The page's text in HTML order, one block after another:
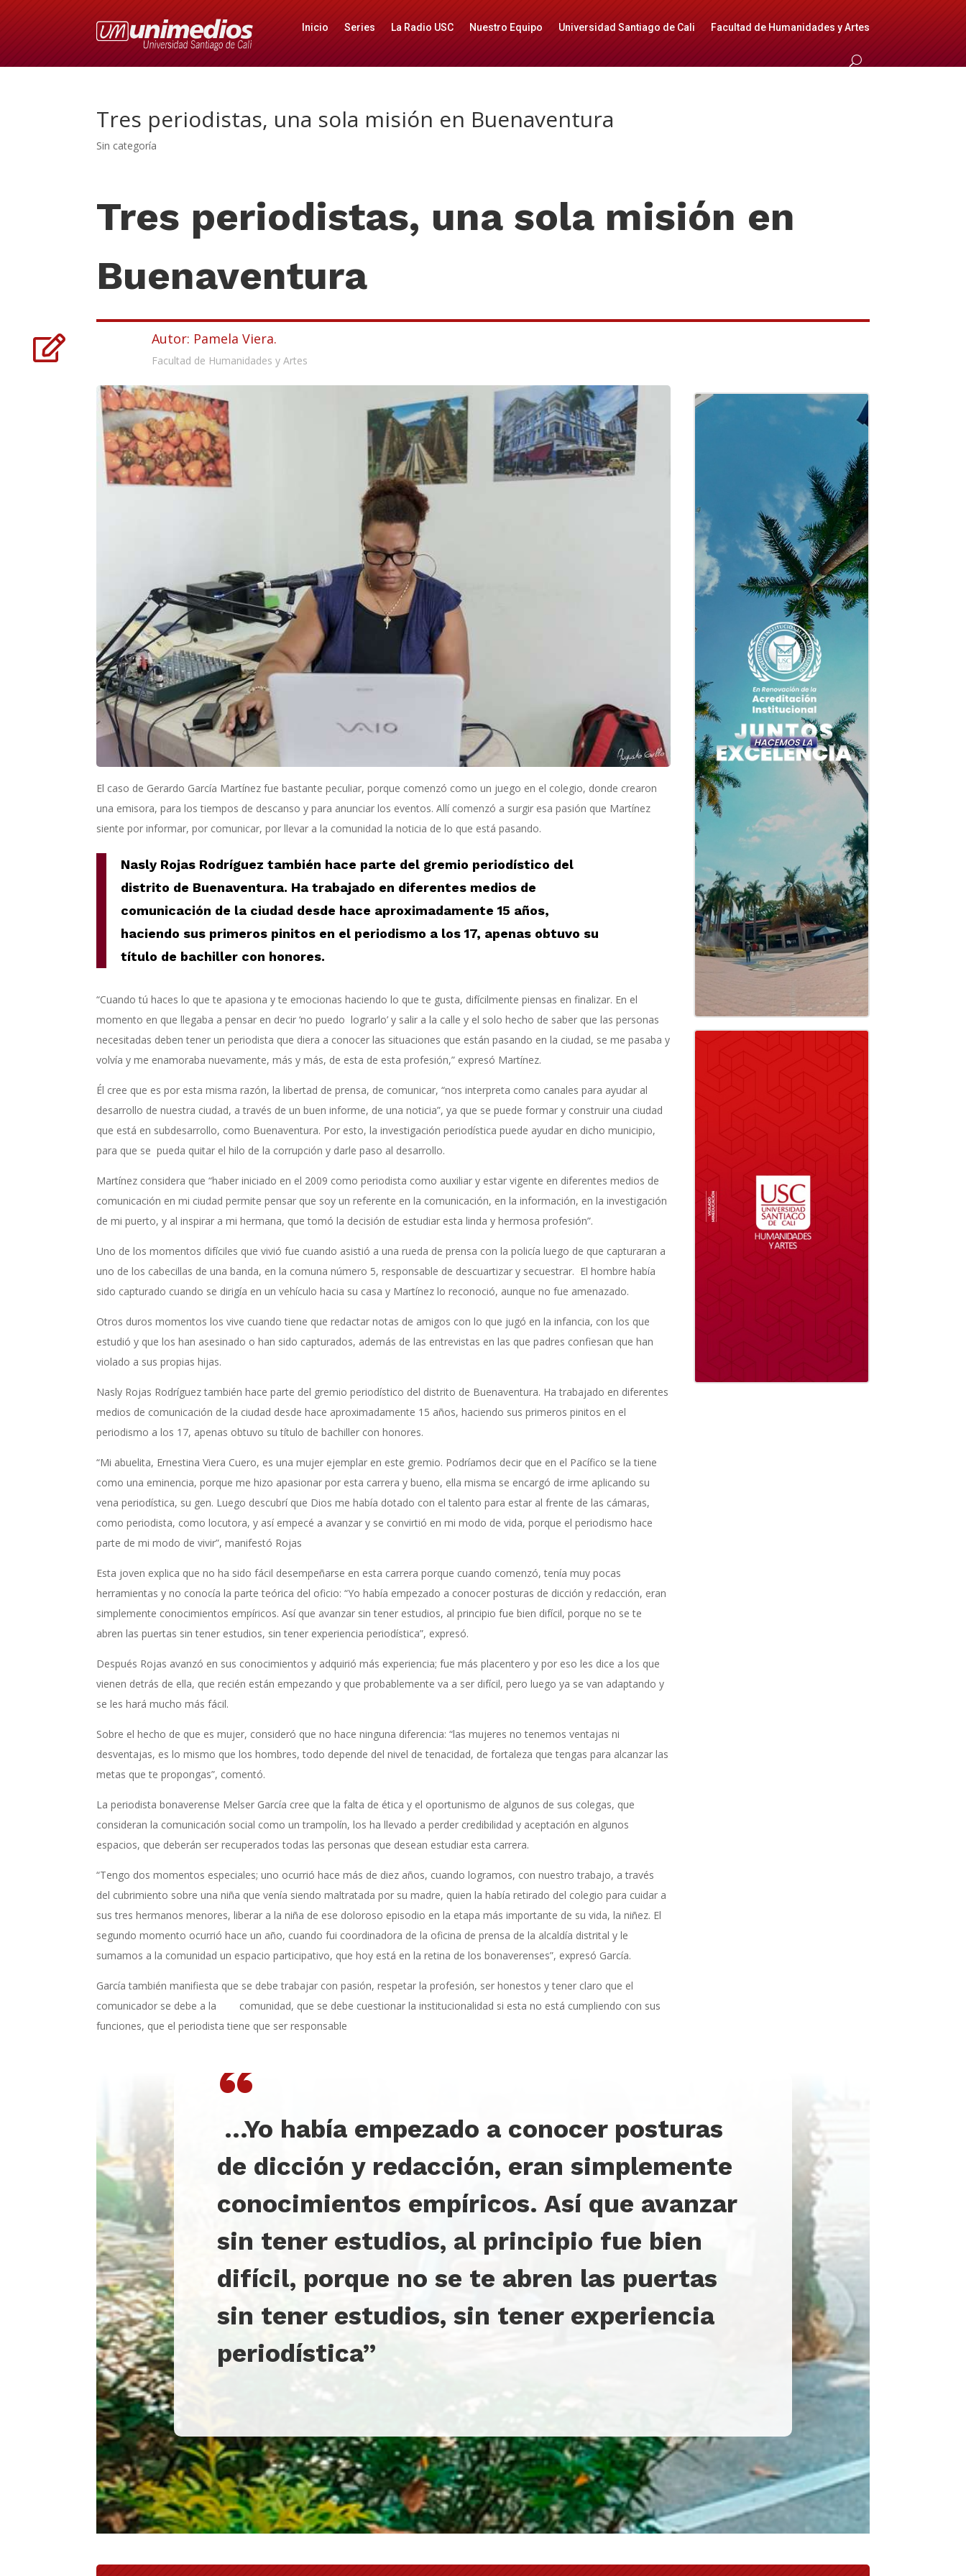
Inicio Series La Radio USC Nuestro Equipo Universidad Santiago de Cali Facultad de Humanidades y Artes
Tres periodistas, una sola misión en Buenaventura
Sin categoría
Tres periodistas, una sola misión en
Buenaventura
 Autor: Pamela Viera.
Facultad de Humanidades y Artes
El caso de Gerardo García Martínez fue bastante peculiar, porque comenzó como un juego en el colegio, donde crearon
una emisora, para los tiempos de descanso y para anunciar los eventos. Allí comenzó a surgir esa pasión que Martínez
siente por informar, por comunicar, por llevar a la comunidad la noticia de lo que está pasando.
Nasly Rojas Rodríguez también hace parte del gremio periodístico del
distrito de Buenaventura. Ha trabajado en diferentes medios de
comunicación de la ciudad desde hace aproximadamente 15 años,
haciendo sus primeros pinitos en el periodismo a los 17, apenas obtuvo su
título de bachiller con honores.
“Cuando tú haces lo que te apasiona y te emocionas haciendo lo que te gusta, difícilmente piensas en finalizar. En el
momento en que llegaba a pensar en decir ‘no puedo lograrlo’ y salir a la calle y el solo hecho de saber que las personas
necesitadas deben tener un periodista que diera a conocer las situaciones que están pasando en la ciudad, se me pasaba y
volvía y me enamoraba nuevamente, más y más, de esta de esta profesión,” expresó Martínez.
Él cree que es por esta misma razón, la libertad de prensa, de comunicar, “nos interpreta como canales para ayudar al
desarrollo de nuestra ciudad, a través de un buen informe, de una noticia”, ya que se puede formar y construir una ciudad
que está en subdesarrollo, como Buenaventura. Por esto, la investigación periodística puede ayudar en dicho municipio,
para que se pueda quitar el hilo de la corrupción y darle paso al desarrollo.
Martínez considera que “haber iniciado en el 2009 como periodista como auxiliar y estar vigente en diferentes medios de
comunicación en mi ciudad permite pensar que soy un referente en la comunicación, en la información, en la investigación
de mi puerto, y al inspirar a mi hermana, que tomó la decisión de estudiar esta linda y hermosa profesión”.
Uno de los momentos difíciles que vivió fue cuando asistió a una rueda de prensa con la policía luego de que capturaran a
uno de los cabecillas de una banda, en la comuna número 5, responsable de descuartizar y secuestrar. El hombre había
sido capturado cuando se dirigía en un vehículo hacia su casa y Martínez lo reconoció, aunque no fue amenazado.
Otros duros momentos los vive cuando tiene que redactar notas de amigos con lo que jugó en la infancia, con los que
estudió y que los han asesinado o han sido capturados, además de las entrevistas en las que padres confiesan que han
violado a sus propias hijas.
Nasly Rojas Rodríguez también hace parte del gremio periodístico del distrito de Buenaventura. Ha trabajado en diferentes
medios de comunicación de la ciudad desde hace aproximadamente 15 años, haciendo sus primeros pinitos en el
periodismo a los 17, apenas obtuvo su título de bachiller con honores.
“Mi abuelita, Ernestina Viera Cuero, es una mujer ejemplar en este gremio. Podríamos decir que en el Pacífico se la tiene
como una eminencia, porque me hizo apasionar por esta carrera y bueno, ella misma se encargó de irme aplicando su
vena periodística, su gen. Luego descubrí que Dios me había dotado con el talento para estar al frente de las cámaras,
como periodista, como locutora, y así empecé a avanzar y se convirtió en mi modo de vida, porque el periodismo hace
parte de mi modo de vivir”, manifestó Rojas
Esta joven explica que no ha sido fácil desempeñarse en esta carrera porque cuando comenzó, tenía muy pocas
herramientas y no conocía la parte teórica del oficio: “Yo había empezado a conocer posturas de dicción y redacción, eran
simplemente conocimientos empíricos. Así que avanzar sin tener estudios, al principio fue bien difícil, porque no se te
abren las puertas sin tener estudios, sin tener experiencia periodística”, expresó.
Después Rojas avanzó en sus conocimientos y adquirió más experiencia; fue más placentero y por eso les dice a los que
vienen detrás de ella, que recién están empezando y que probablemente va a ser difícil, pero luego ya se van adaptando y
se les hará mucho más fácil.
Sobre el hecho de que es mujer, consideró que no hace ninguna diferencia: “las mujeres no tenemos ventajas ni
desventajas, es lo mismo que los hombres, todo depende del nivel de tenacidad, de fortaleza que tengas para alcanzar las
metas que te propongas”, comentó.
La periodista bonaverense Melser García cree que la falta de ética y el oportunismo de algunos de sus colegas, que
consideran la comunicación social como un trampolín, los ha llevado a perder credibilidad y aceptación en algunos
espacios, que deberán ser recuperados todas las personas que desean estudiar esta carrera.
“Tengo dos momentos especiales; uno ocurrió hace más de diez años, cuando logramos, con nuestro trabajo, a través
del cubrimiento sobre una niña que venía siendo maltratada por su madre, quien la había retirado del colegio para cuidar a
sus tres hermanos menores, liberar a la niña de ese doloroso episodio en la etapa más importante de su vida, la niñez. El
segundo momento ocurrió hace un año, cuando fui coordinadora de la oficina de prensa de la alcaldía distrital y le
sumamos a la comunidad un espacio participativo, que hoy está en la retina de los bonaverenses”, expresó García.
García también manifiesta que se debe trabajar con pasión, respetar la profesión, ser honestos y tener claro que el
comunicador se debe a la comunidad, que se debe cuestionar la institucionalidad si esta no está cumpliendo con sus
funciones, que el periodista tiene que ser responsable
“
…Yo había empezado a conocer posturas
de dicción y redacción, eran simplemente
conocimientos empíricos. Así que avanzar
sin tener estudios, al principio fue bien
difícil, porque no se te abren las puertas
sin tener estudios, sin tener experiencia
periodística”